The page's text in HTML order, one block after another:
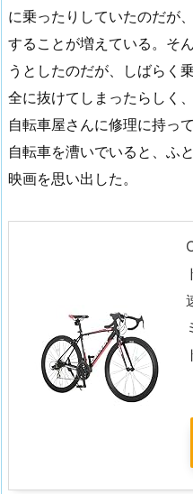
に乗ったりしていたのだが
することが増えている。そ
うとしたのだが、しばらく
全に抜けてしまったらしく
自転車屋さんに修理に持っ
自転車を漕いでいると、ふ
映画を思い出した。